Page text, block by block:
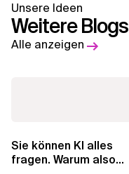
Unsere Ideen
Weitere Blogs
Alle anzeigen
Sie können KI alles
fragen. Warum also